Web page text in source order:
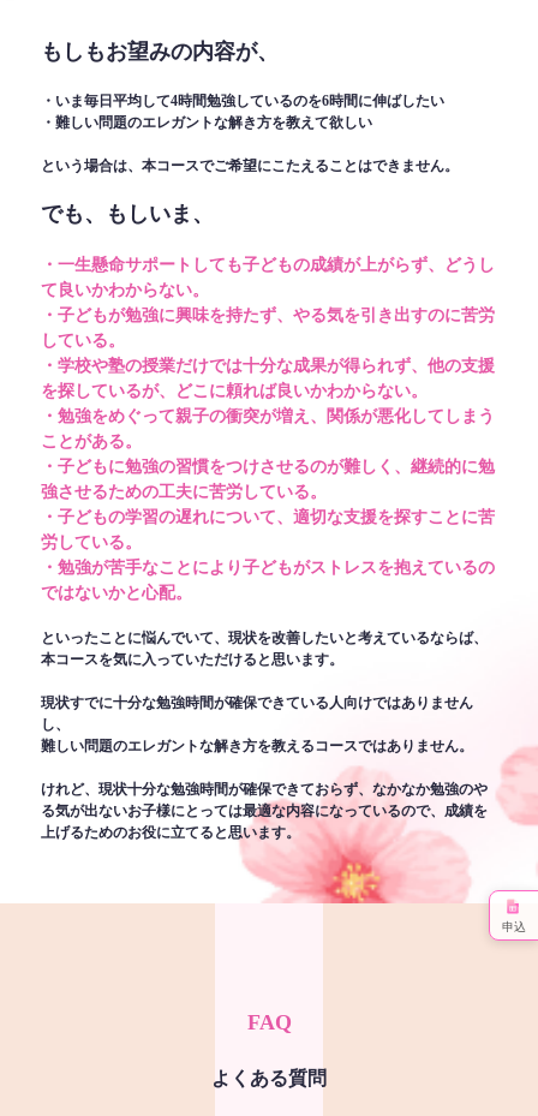
もしもお望みの内容が、
・いま毎日平均して4時間勉強しているのを6時間に伸ばしたい
・難しい問題のエレガントな解き方を教えて欲しい
という場合は、本コースでご希望にこたえることはできません。
でも、もしいま、
・一生懸命サポートしても子どもの成績が上がらず、どうし
て良いかわからない。
・子どもが勉強に興味を持たず、やる気を引き出すのに苦労
している。
・学校や塾の授業だけでは十分な成果が得られず、他の支援
を探しているが、どこに頼れば良いかわからない。
・勉強をめぐって親子の衝突が増え、関係が悪化してしまう
ことがある。
・子どもに勉強の習慣をつけさせるのが難しく、継続的に勉
強させるための工夫に苦労している。
・子どもの学習の遅れについて、適切な支援を探すことに苦
労している。
・勉強が苦手なことにより子どもがストレスを抱えているの
ではないかと心配。
といったことに悩んでいて、現状を改善したいと考えているならば、
本コースを気に入っていただけると思います。
現状すでに十分な勉強時間が確保できている人向けではありません
し、
難しい問題のエレガントな解き方を教えるコースではありません。
けれど、現状十分な勉強時間が確保できておらず、なかなか勉強のや
る気が出ないお子様にとっては最適な内容になっているので、成績を
上げるためのお役に立てると思います。
FAQ
よくある質問
申込